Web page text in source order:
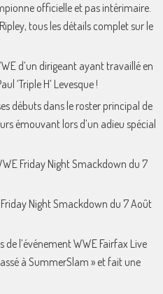
officielle et pas intérimaire.
tous les détails complet sur le
d’un dirigeant ayant travaillé en
‘Triple H’ Levesque !
débuts dans le roster principal de
émouvant lors d’un adieu spécial
Friday Night Smackdown du 7
Night Smackdown du 7 Août
l’événement WWE Fairfax Live
à SummerSlam » et fait une